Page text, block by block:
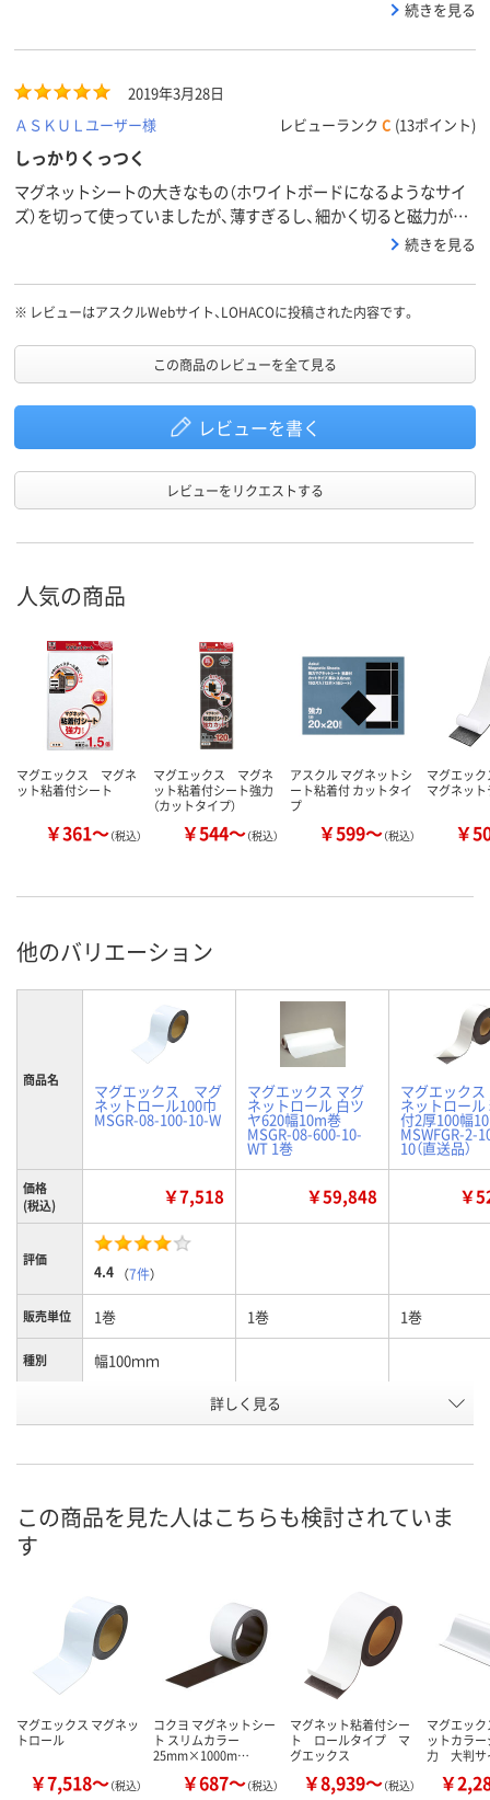
ルムを張るので、表面はこんなによいものでなくてももっと安いも
続きを見る
2019年3月28日
ＡＳＫＵＬユーザー様
レビューランク C (13ポイント)
しっかりくっつく
マグネットシートの大きなもの（ホワイトボードになるようなサイ
ズ）を切って使っていましたが、薄すぎるし、細かく切ると磁力が弱
いせいか剥がれ落ちるので困ってました。厚みもあるし、小さく切
続きを見る
※ レビューはアスクルWebサイト、LOHACOに投稿された内容です。
この商品のレビューを全て見る
レビューを書く
レビューをリクエストする
人気の商品
マグエックス マグネ
ット粘着付シート
￥361～（税込）
マグエックス マグネ
ット粘着付シート強力
（カットタイプ）
￥544～（税込）
アスクル マグネットシ
ート粘着付 カットタイ
プ
￥599～（税込）
マグエッ
マグネッ
￥
他のバリエーション
商品名
マグエックス マグ
ネットロール100巾
MSGR-08-100-10-W
マグエックス マグ
ネットロール 白ツ
ヤ620幅10m巻
MSGR-08-600-10-
WT 1巻
マグエックス
ネットロール
付2厚100幅
MSWFGR-2-
10（直送品）
価格
(税込)
￥7,518 ￥59,848 ￥
評価
4.4 （7件）
販売単位 1巻 1巻 1巻
種別 幅100ｍｍ
X379851 X378924
8月9日（日）
詳しく見る
この商品を見た人はこちらも検討されていま
す
マグエックス マグネッ
トロール
￥7,518～（税込）
コクヨ マグネットシー
ト スリムカラー
25mm×1000m…
￥687～（税込）
マグネット粘着付シー
ト ロールタイプ マ
グエックス
￥8,939～（税込）
マグエッ
ットカラ
力 大判サ
￥